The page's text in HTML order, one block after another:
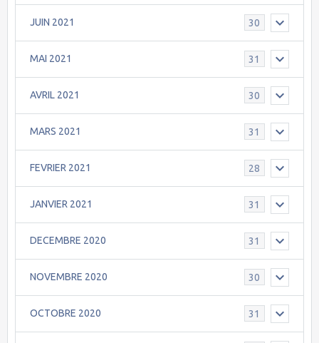
JUIN 2021 30
MAI 2021 31
AVRIL 2021 30
MARS 2021 31
FEVRIER 2021 28
JANVIER 2021 31
DECEMBRE 2020 31
NOVEMBRE 2020 30
OCTOBRE 2020 31